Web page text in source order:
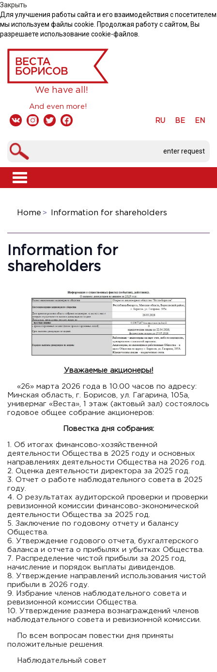
Закрыть
Для улучшения работы сайта и его взаимодействия с посетителем
мы используем файлы cookie. Продолжая работу с сайтом, Вы
разрешаете использование cookie-файлов.
We have all!
And even more!
RU BE EN
Toggle
navigation
Home Information for shareholders
Information for
shareholders
Уважаемые акционеры!
«26» марта 2026 года в 10.00 часов по адресу:
Минская область, г. Борисов, ул. Гагарина, 105а,
универмаг «Веста», 1 этаж (актовый зал) состоялось
годовое общее собрание акционеров:
Повестка дня собрания:
1. Об итогах финансово-хозяйственной
деятельности Общества в 2025 году и основных
направлениях деятельности Общества на 2026 год.
2. Оценка деятельности директора за 2025 год.
3. Отчет о работе наблюдательного совета в 2025
году.
4. О результатах аудиторской проверки и проверки
ревизионной комиссии финансово-экономической
деятельности Общества за 2025 год.
5. Заключение по годовому отчету и балансу
Общества.
6. Утверждение годового отчета, бухгалтерского
баланса и отчета о прибылях и убытках Общества.
7. Распределение чистой прибыли за 2025 год,
начисление и порядок выплаты дивидендов.
8. Утверждение направлений использования чистой
прибыли в 2026 году.
9. Избрание членов наблюдательного совета и
ревизионной комиссии Общества.
10. Утверждение размера вознаграждений членов
наблюдательного совета и ревизионной комиссии.
По всем вопросам повестки дня приняты
положительные решения.
Наблюдательный совет